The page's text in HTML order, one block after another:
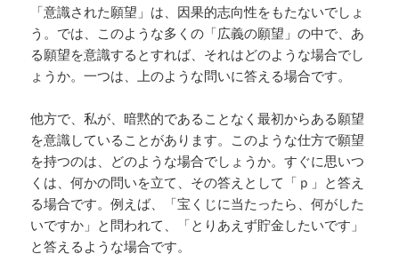
「意識された願望」は、因果的志向性をもたないでしょ
う。では、このような多くの「広義の願望」の中で、あ
る願望を意識するとすれば、それはどのような場合でし
ょうか。一つは、上のような問いに答える場合です。
他方で、私が、暗黙的であることなく最初からある願望
を意識していることがあります。このような仕方で願望
を持つのは、どのような場合でしょうか。すぐに思いつ
くは、何かの問いを立て、その答えとして「ｐ」と答え
る場合です。例えば、「宝くじに当たったら、何がした
いですか」と問われて、「とりあえず貯金したいです」
と答えるような場合です。